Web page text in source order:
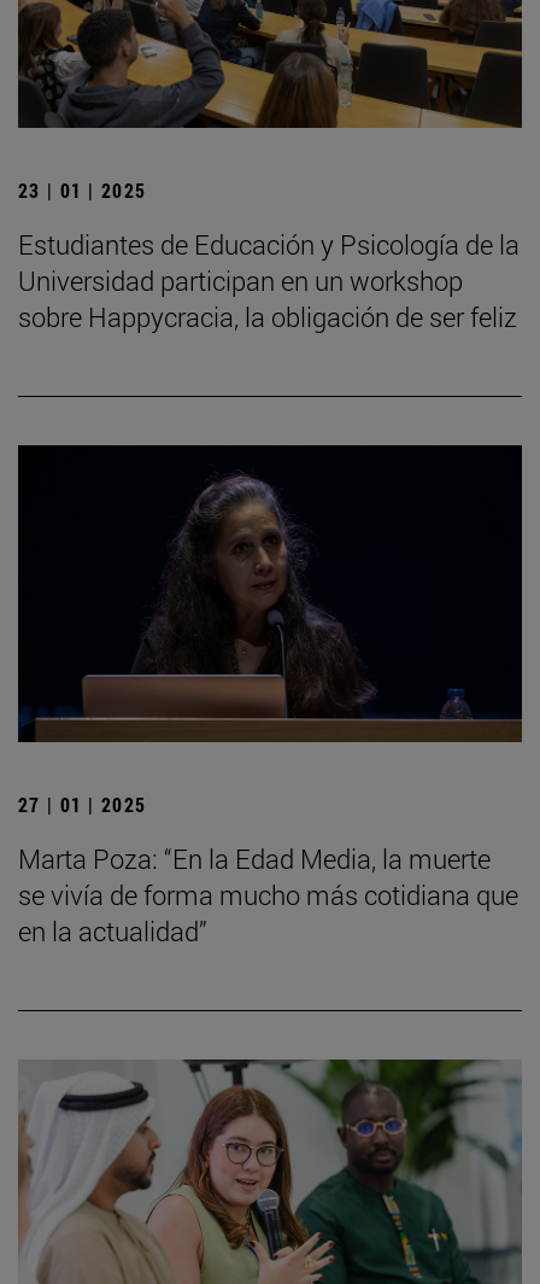
23 | 01 | 2025
Estudiantes de Educación y Psicología de la
Universidad participan en un workshop
sobre Happycracia, la obligación de ser feliz
27 | 01 | 2025
Marta Poza: “En la Edad Media, la muerte
se vivía de forma mucho más cotidiana que
en la actualidad”